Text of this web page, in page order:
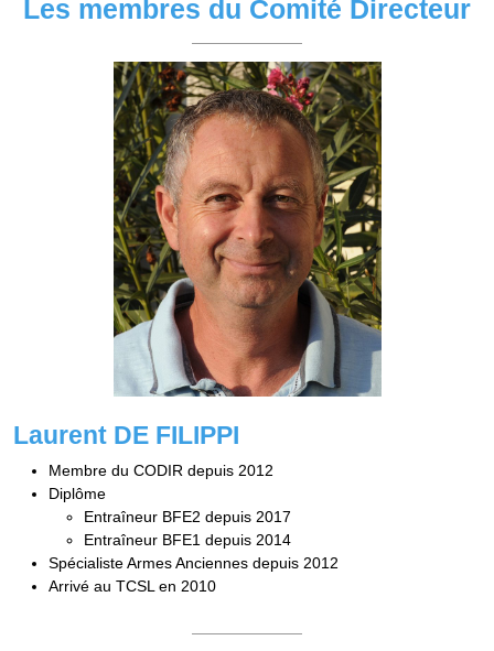
Les membres du Comité Directeur
Laurent DE FILIPPI
Membre du CODIR depuis 2012
Diplôme
Entraîneur BFE2 depuis 2017
Entraîneur BFE1 depuis 2014
Spécialiste Armes Anciennes depuis 2012
Arrivé au TCSL en 2010